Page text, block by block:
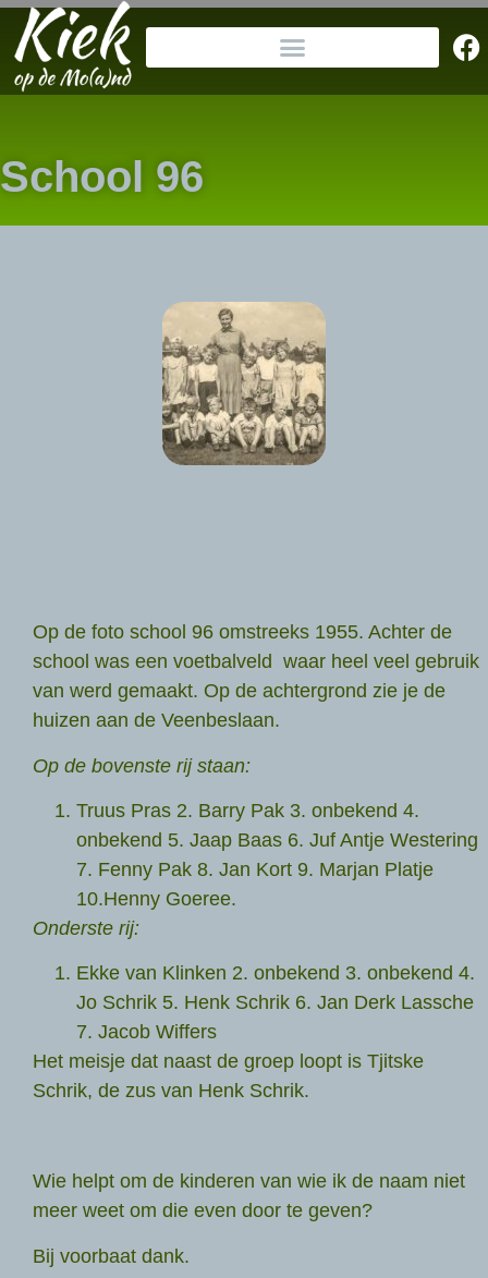
School 96
Op de foto school 96 omstreeks 1955. Achter de
school was een voetbalveld waar heel veel gebruik
van werd gemaakt. Op de achtergrond zie je de
huizen aan de Veenbeslaan.
Op de bovenste rij staan:
Truus Pras 2. Barry Pak 3. onbekend 4.
onbekend 5. Jaap Baas 6. Juf Antje Westering
7. Fenny Pak 8. Jan Kort 9. Marjan Platje
10.Henny Goeree.
Onderste rij:
Ekke van Klinken 2. onbekend 3. onbekend 4.
Jo Schrik 5. Henk Schrik 6. Jan Derk Lassche
7. Jacob Wiffers
Het meisje dat naast de groep loopt is Tjitske
Schrik, de zus van Henk Schrik.
Wie helpt om de kinderen van wie ik de naam niet
meer weet om die even door te geven?
Bij voorbaat dank.